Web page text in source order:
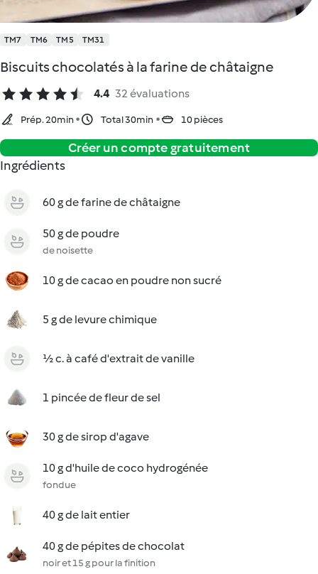
TM7 TM6 TM5 TM31
Biscuits chocolatés à la farine de châtaigne
4.4 32 évaluations
Prép. 20min Total 30min 10 pièces
Créer un compte gratuitement
Ingrédients
60 g de farine de châtaigne
50 g de poudre
de noisette
10 g de cacao en poudre non sucré
5 g de levure chimique
½ c. à café d'extrait de vanille
1 pincée de fleur de sel
30 g de sirop d'agave
10 g d'huile de coco hydrogénée
fondue
40 g de lait entier
40 g de pépites de chocolat
noir et 15 g pour la finition